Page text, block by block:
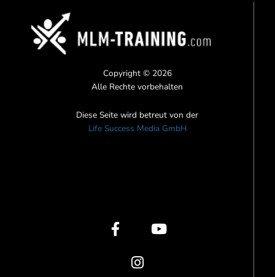
Copyright © 2026
Alle Rechte vorbehalten
Diese Seite wird betreut von der
Life Success Media GmbH
b
o
u
b
r
a